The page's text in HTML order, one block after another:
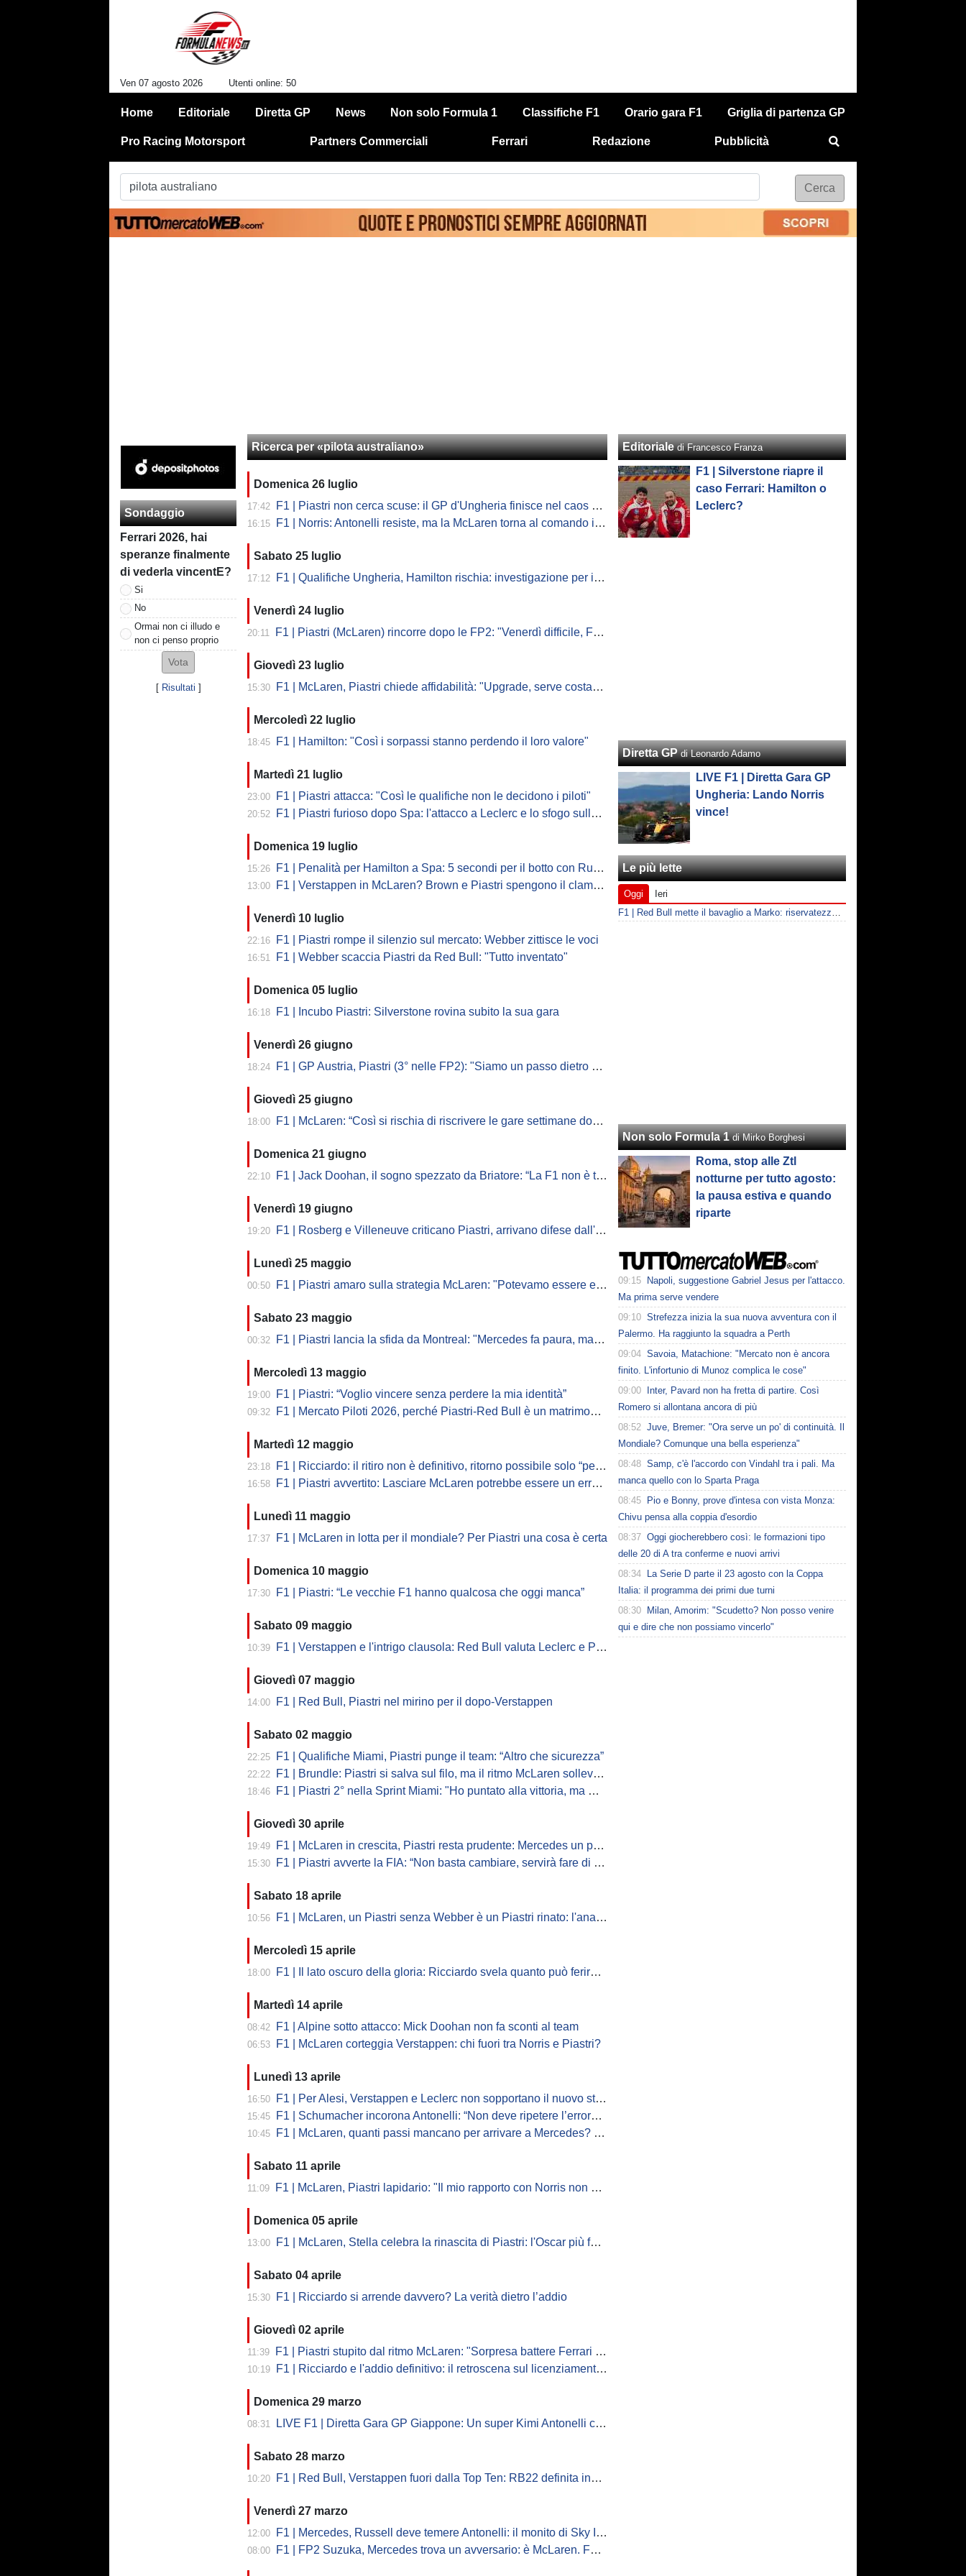
Ven 07 agosto 2026 Utenti online: 50
Home Editoriale Diretta GP News Non solo Formula 1 Classifiche F1 Orario gara F1 Griglia di partenza GP
Pro Racing Motorsport Partners Commerciali Ferrari Redazione Pubblicità
Sondaggio
Ferrari 2026, hai
speranze finalmente
di vederla vincentE?
Si
No
Ormai non ci illudo e
non ci penso proprio
[ Risultati ]
Ricerca per «pilota australiano»
Domenica 26 luglio
17:42 F1 | Piastri non cerca scuse: il GP d'Ungheria finisce nel caos dopo un inizio perfetto
16:15 F1 | Norris: Antonelli resiste, ma la McLaren torna al comando in Ungheria
Sabato 25 luglio
17:12 F1 | Qualifiche Ungheria, Hamilton rischia: investigazione per impeding ai danni di Piastri
Venerdì 24 luglio
20:11 F1 | Piastri (McLaren) rincorre dopo le FP2: "Venerdì difficile, Ferrari velocissima"
Giovedì 23 luglio
15:30 F1 | McLaren, Piastri chiede affidabilità: "Upgrade, serve costanza. Fornaroli?..."
Mercoledì 22 luglio
18:45 F1 | Hamilton: "Così i sorpassi stanno perdendo il loro valore"
Martedì 21 luglio
23:00 F1 | Piastri attacca: "Così le qualifiche non le decidono i piloti"
20:52 F1 | Piastri furioso dopo Spa: l'attacco a Leclerc e lo sfogo sulle Power Unit
Domenica 19 luglio
15:26 F1 | Penalità per Hamilton a Spa: 5 secondi per il botto con Russell. E Leclerc rischia
13:00 F1 | Verstappen in McLaren? Brown e Piastri spengono il clamoroso scenario di mercato
Venerdì 10 luglio
22:16 F1 | Piastri rompe il silenzio sul mercato: Webber zittisce le voci
16:51 F1 | Webber scaccia Piastri da Red Bull: "Tutto inventato"
Domenica 05 luglio
16:18 F1 | Incubo Piastri: Silverstone rovina subito la sua gara
Venerdì 26 giugno
18:24 F1 | GP Austria, Piastri (3° nelle FP2): "Siamo un passo dietro ad Antonelli, ma gli sviluppi funzionano"
Giovedì 25 giugno
18:00 F1 | McLaren: “Così si rischia di riscrivere le gare settimane dopo”
Domenica 21 giugno
22:10 F1 | Jack Doohan, il sogno spezzato da Briatore: “La F1 non è tutto”
Venerdì 19 giugno
19:20 F1 | Rosberg e Villeneuve criticano Piastri, arrivano difese dall'Australia
Lunedì 25 maggio
00:50 F1 | Piastri amaro sulla strategia McLaren: "Potevamo essere eroi, sembriamo idioti"
Sabato 23 maggio
00:32 F1 | Piastri lancia la sfida da Montreal: "Mercedes fa paura, ma la Ferrari..."
Mercoledì 13 maggio
19:00 F1 | Piastri: “Voglio vincere senza perdere la mia identità”
09:32 F1 | Mercato Piloti 2026, perché Piastri-Red Bull è un matrimonio intelligente
Martedì 12 maggio
23:18 F1 | Ricciardo: il ritiro non è definitivo, ritorno possibile solo “per divertirmi”
16:58 F1 | Piastri avvertito: Lasciare McLaren potrebbe essere un errore
Lunedì 11 maggio
17:37 F1 | McLaren in lotta per il mondiale? Per Piastri una cosa è certa
Domenica 10 maggio
17:30 F1 | Piastri: “Le vecchie F1 hanno qualcosa che oggi manca”
Sabato 09 maggio
10:39 F1 | Verstappen e l'intrigo clausola: Red Bull valuta Leclerc e Piastri per il dopo Max
Giovedì 07 maggio
14:00 F1 | Red Bull, Piastri nel mirino per il dopo-Verstappen
Sabato 02 maggio
22:25 F1 | Qualifiche Miami, Piastri punge il team: “Altro che sicurezza”
22:22 F1 | Brundle: Piastri si salva sul filo, ma il ritmo McLaren solleva dubbi
18:46 F1 | Piastri 2° nella Sprint Miami: "Ho puntato alla vittoria, ma McLaren ottima base..."
Giovedì 30 aprile
19:49 F1 | McLaren in crescita, Piastri resta prudente: Mercedes un passo avanti
15:30 F1 | Piastri avverte la FIA: “Non basta cambiare, servirà fare di più”
Sabato 18 aprile
10:56 F1 | McLaren, un Piastri senza Webber è un Piastri rinato: l'analisi di Montoya
Mercoledì 15 aprile
18:00 F1 | Il lato oscuro della gloria: Ricciardo svela quanto può ferire la F1
Martedì 14 aprile
08:42 F1 | Alpine sotto attacco: Mick Doohan non fa sconti al team
06:53 F1 | McLaren corteggia Verstappen: chi fuori tra Norris e Piastri?
Lunedì 13 aprile
16:50 F1 | Per Alesi, Verstappen e Leclerc non sopportano il nuovo stile F1 2026
15:45 F1 | Schumacher incorona Antonelli: “Non deve ripetere l’errore di Piastri”
10:45 F1 | McLaren, quanti passi mancano per arrivare a Mercedes? Piastri prova a rispondere
Sabato 11 aprile
11:09 F1 | McLaren, Piastri lapidario: "Il mio rapporto con Norris non è la Terza Guerra Mondiale"
Domenica 05 aprile
13:00 F1 | McLaren, Stella celebra la rinascita di Piastri: l'Oscar più forte
Sabato 04 aprile
15:30 F1 | Ricciardo si arrende davvero? La verità dietro l’addio
Giovedì 02 aprile
11:39 F1 | Piastri stupito dal ritmo McLaren: "Sorpresa battere Ferrari e Mercedes"
10:19 F1 | Ricciardo e l'addio definitivo: il retroscena sul licenziamento da Red Bull
Domenica 29 marzo
08:31 LIVE F1 | Diretta Gara GP Giappone: Un super Kimi Antonelli conquista la seconda vittoria in carriera
Sabato 28 marzo
10:20 F1 | Red Bull, Verstappen fuori dalla Top Ten: RB22 definita inguidabile
Venerdì 27 marzo
12:00 F1 | Mercedes, Russell deve temere Antonelli: il monito di Sky Italia
08:00 F1 | FP2 Suzuka, Mercedes trova un avversario: è McLaren. Ferrari lontana
Editoriale di Francesco Franza
F1 | Silverstone riapre il
caso Ferrari: Hamilton o
Leclerc?
Diretta GP di Leonardo Adamo
LIVE F1 | Diretta Gara GP
Ungheria: Lando Norris
vince!
Le più lette
Oggi
Ieri
F1 | Red Bull mette il bavaglio a Marko: riservatezza fino al 2026
Non solo Formula 1 di Mirko Borghesi
Roma, stop alle Ztl
notturne per tutto agosto:
la pausa estiva e quando
riparte
09:15
Napoli, suggestione Gabriel Jesus per l'attacco.
Ma prima serve vendere
09:10 Strefezza inizia la sua nuova avventura con il
Palermo. Ha raggiunto la squadra a Perth
09:04 Savoia, Matachione: "Mercato non è ancora
finito. L'infortunio di Munoz complica le cose"
09:00
Inter, Pavard non ha fretta di partire. Così
Romero si allontana ancora di più
08:52 Juve, Bremer: "Ora serve un po' di continuità. Il
Mondiale? Comunque una bella esperienza"
08:48 Samp, c'è l'accordo con Vindahl tra i pali. Ma
manca quello con lo Sparta Praga
08:45
Pio e Bonny, prove d'intesa con vista Monza:
Chivu pensa alla coppia d'esordio
08:37 Oggi giocherebbero così: le formazioni tipo
delle 20 di A tra conferme e nuovi arrivi
08:34
La Serie D parte il 23 agosto con la Coppa
Italia: il programma dei primi due turni
08:30
Milan, Amorim: "Scudetto? Non posso venire
qui e dire che non possiamo vincerlo"